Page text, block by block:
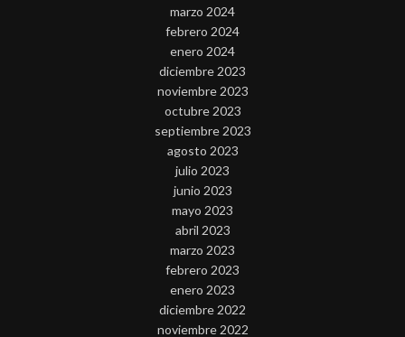
marzo 2024
febrero 2024
enero 2024
diciembre 2023
noviembre 2023
octubre 2023
septiembre 2023
agosto 2023
julio 2023
junio 2023
mayo 2023
abril 2023
marzo 2023
febrero 2023
enero 2023
diciembre 2022
noviembre 2022